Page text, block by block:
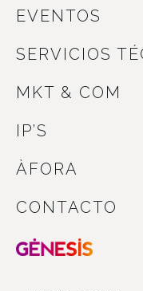
EVENTOS
SERVICIOS
MKT & COM
IP’S
ÀFORA
CONTACTO